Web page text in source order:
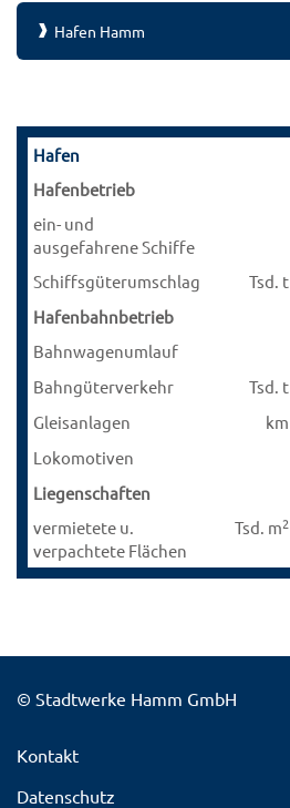
Hafen Hamm
Hafen
Hafenbetrieb
ein- und
ausgefahrene Schiffe
Schiffsgüterumschlag Tsd. t
Hafenbahnbetrieb
Bahnwagenumlauf
Bahngüterverkehr
Tsd. t
Gleisanlagen
km
Lokomotiven
Liegenschaften
vermietete u.
verpachtete Flächen
Tsd. m2
© Stadtwerke Hamm GmbH
Kontakt
Datenschutz